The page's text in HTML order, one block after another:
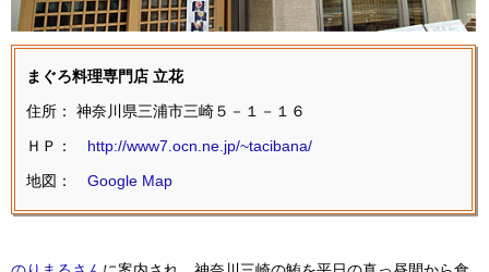
まぐろ料理専門店 立花
住所： 神奈川県三浦市三崎５－１－１６
ＨＰ： http://www7.ocn.ne.jp/~tacibana/
地図：Google Map